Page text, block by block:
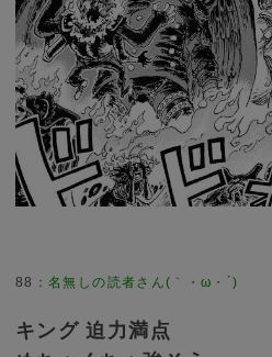
88 ：名無しの読者さん(｀・ω・´)
キング 迫力満点